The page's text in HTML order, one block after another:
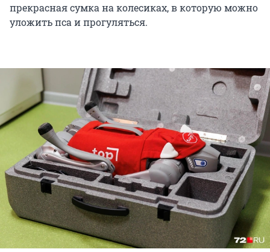
прекрасная сумка на колесиках, в которую можно
уложить пса и прогуляться.